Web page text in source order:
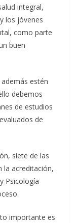
integral,
los jóvenes
como parte
buen
estén
debemos
de estudios
de
siete de las
la acreditación,
Psicología
importante es